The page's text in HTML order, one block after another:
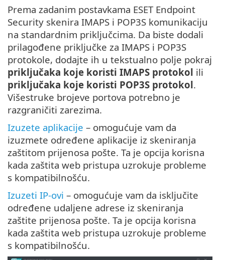
Prema zadanim postavkama ESET Endpoint
Security skenira IMAPS i POP3S komunikaciju
na standardnim priključcima. Da biste dodali
prilagođene priključke za IMAPS i POP3S
protokole, dodajte ih u tekstualno polje pokraj
priključaka koje koristi IMAPS protokol ili
priključaka koje koristi POP3S protokol.
Višestruke brojeve portova potrebno je
razgraničiti zarezima.
Izuzete aplikacije – omogućuje vam da
izuzmete određene aplikacije iz skeniranja
zaštitom prijenosa pošte. Ta je opcija korisna
kada zaštita web pristupa uzrokuje probleme
s kompatibilnošću.
Izuzeti IP-ovi – omogućuje vam da isključite
određene udaljene adrese iz skeniranja
zaštite prijenosa pošte. Ta je opcija korisna
kada zaštita web pristupa uzrokuje probleme
s kompatibilnošću.